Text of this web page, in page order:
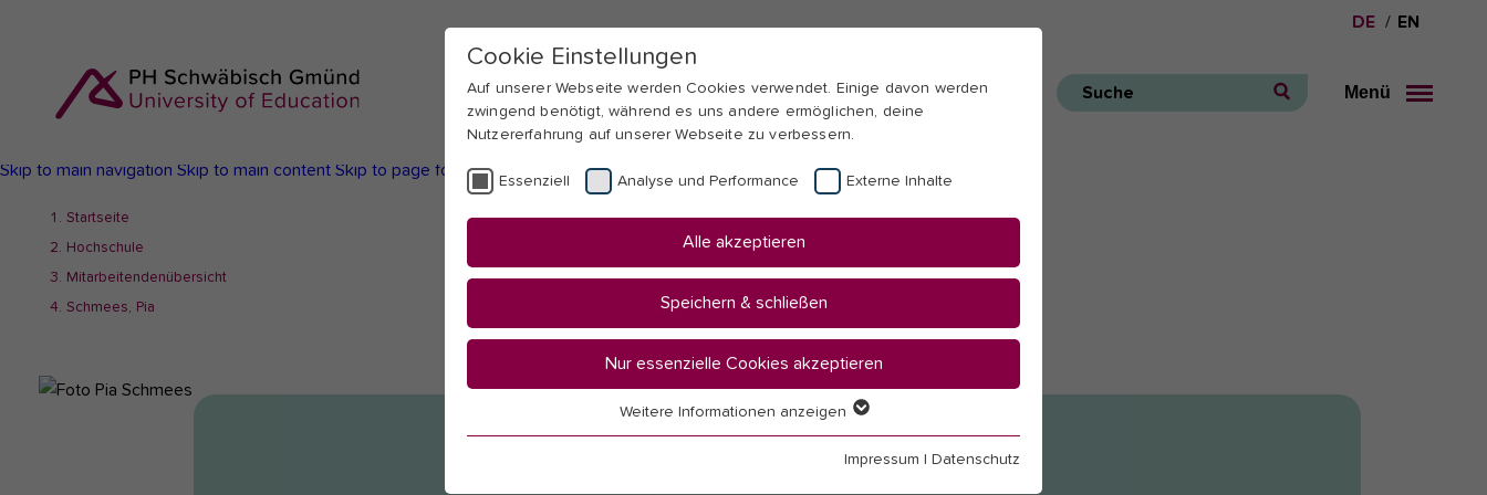
Skip to main navigation Skip to main content Skip to page footer
DE EN
Suche Menü
here:
Startseite
Hochschule
Mitarbeitendenübersicht
Schmees, Pia
Cookie Einstellungen
Auf unserer Webseite werden Cookies verwendet. Einige davon werden
zwingend benötigt, während es uns andere ermöglichen, deine
Nutzererfahrung auf unserer Webseite zu verbessern.
Essenziell Analyse und Performance Externe Inhalte
Alle akzeptieren
Speichern & schließen
Nur essenzielle Cookies akzeptieren
Essenzielle Cookies werden für grundlegende Funktionen der Webseite
Weitere Informationen anzeigen
Impressum Datenschutz